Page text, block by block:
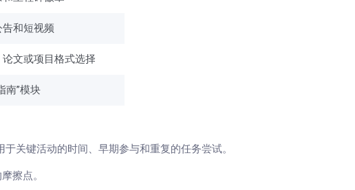
和短视频
文或项目格式选择
南”模块
关键活动的时间、早期参与和重复的任务尝试。
擦点。